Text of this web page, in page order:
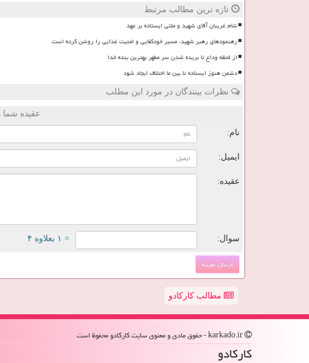
تازه ترین مطالب مرتبط
شام غریبان آقای شهید و ملتی ایستاده بر عهد
رهنمودهای رهبر شهید، مسیر خودکفایی و امنیت غذایی را روشن کرده است
از لحظه وداع تا بریده شدن سر مطهر بهترین بنده خدا
دشمن هنوز ایستاده تا بین ما اختلاف ایجاد شود
نظرات بینندگان در مورد این مطلب
عقیده
نام:
ایمیل:
عقیده:
سوال: = ۱ بعلاوه ۴
مطالب کارکادو
كاركادو